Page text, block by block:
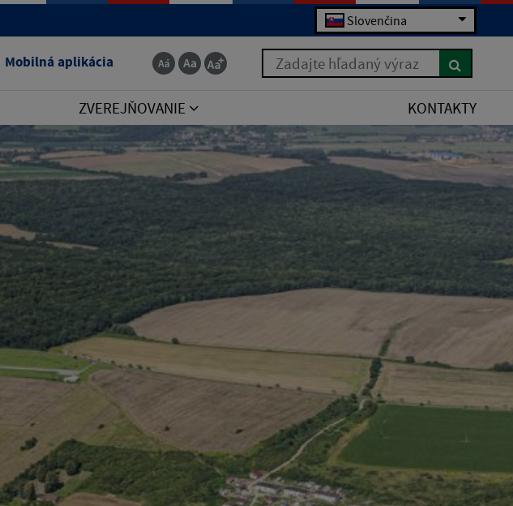
Slovenčina
Mobilná aplikácia Zadajte hľadaný výraz
ZVEREJŇOVANIE KONTAKTY